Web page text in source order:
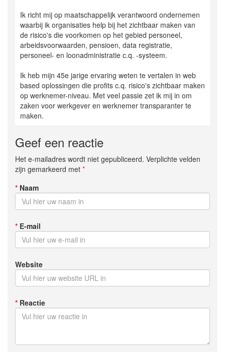
Ik richt mij op maatschappelijk verantwoord ondernemen
waarbij ik organisaties help bij het zichtbaar maken van
de risico's die voorkomen op het gebied personeel,
arbeidsvoorwaarden, pensioen, data registratie,
personeel- en loonadministratie c.q. -systeem.
Ik heb mijn 45e jarige ervaring weten te vertalen in web
based oplossingen die profits c.q. risico's zichtbaar maken
op werknemer-niveau. Met veel passie zet ik mij in om
zaken voor werkgever en werknemer transparanter te
maken.
Geef een reactie
Het e-mailadres wordt niet gepubliceerd. Verplichte velden
zijn gemarkeerd met *
* Naam
* E-mail
Website
* Reactie